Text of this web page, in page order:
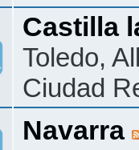
Castilla
Toledo,
Ciudad
Navarra